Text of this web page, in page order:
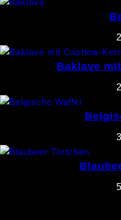
Baklave